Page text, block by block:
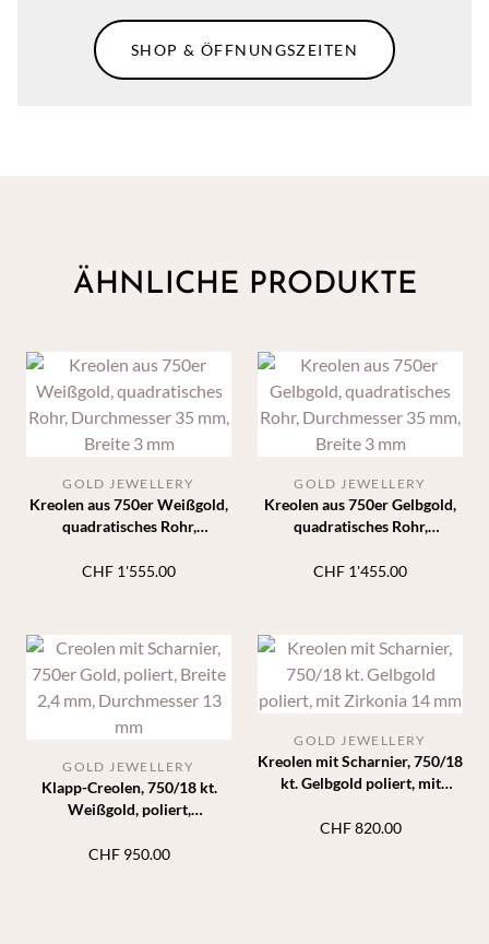
SHOP & ÖFFNUNGSZEITEN
ÄHNLICHE PRODUKTE
Kreolen aus 750er Weißgold,
quadratisches Rohr,
mm
GOLD JEWELLERY
CHF 1'555.00
Kreolen aus 750er Gelbgold,
quadratisches Rohr,
mm
GOLD JEWELLERY
CHF 1'455.00
Klapp-Creolen, 750/18 kt.
Weißgold, poliert,
GOLD JEWELLERY
CHF950.00
Kreolen mit Scharnier, 750/18
kt. Gelbgold poliert, mit
GOLD JEWELLERY
CHF820.00